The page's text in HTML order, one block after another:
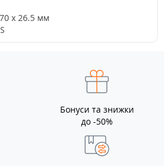
х 26.5 мм
Бонуси та знижки
до -50%